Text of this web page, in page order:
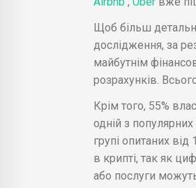
Щоб більш
дослідження, за
майбутнім
розрахунків.
Крім того, 55%
одній з
групі опитаних
в крипті, так як
або послуги